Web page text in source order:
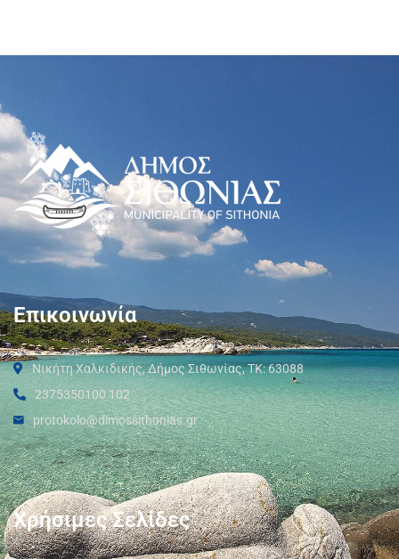
Επικοινωνία
Νικήτη Χαλκιδικής, Δήμος Σιθωνίας, ΤΚ: 63088
2375350100 102
protokolo@dimossithonias.gr
Χρήσιμες Σελίδες